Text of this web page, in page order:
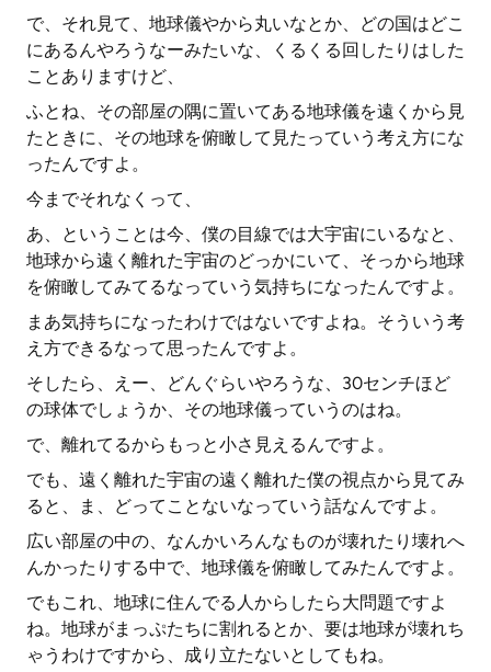
で、それ見て、地球儀やから丸いなとか、どの国はどこ
にあるんやろうなーみたいな、くるくる回したりはした
ことありますけど、
ふとね、その部屋の隅に置いてある地球儀を遠くから見
たときに、その地球を俯瞰して見たっていう考え方にな
ったんですよ。
今までそれなくって、
あ、ということは今、僕の目線では大宇宙にいるなと、
地球から遠く離れた宇宙のどっかにいて、そっから地球
を俯瞰してみてるなっていう気持ちになったんですよ。
まあ気持ちになったわけではないですよね。そういう考
え方できるなって思ったんですよ。
そしたら、えー、どんぐらいやろうな、30センチほど
の球体でしょうか、その地球儀っていうのはね。
で、離れてるからもっと小さ見えるんですよ。
でも、遠く離れた宇宙の遠く離れた僕の視点から見てみ
ると、ま、どってことないなっていう話なんですよ。
広い部屋の中の、なんかいろんなものが壊れたり壊れへ
んかったりする中で、地球儀を俯瞰してみたんですよ。
でもこれ、地球に住んでる人からしたら大問題ですよ
ね。地球がまっぷたちに割れるとか、要は地球が壊れち
ゃうわけですから、成り立たないとしてもね。